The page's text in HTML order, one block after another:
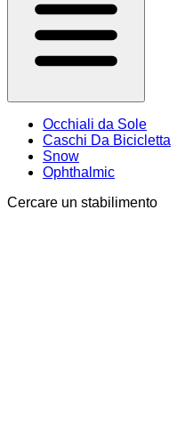
Occhiali da Sole
Caschi Da Bicicletta
Snow
Ophthalmic
Cercare un stabilimento